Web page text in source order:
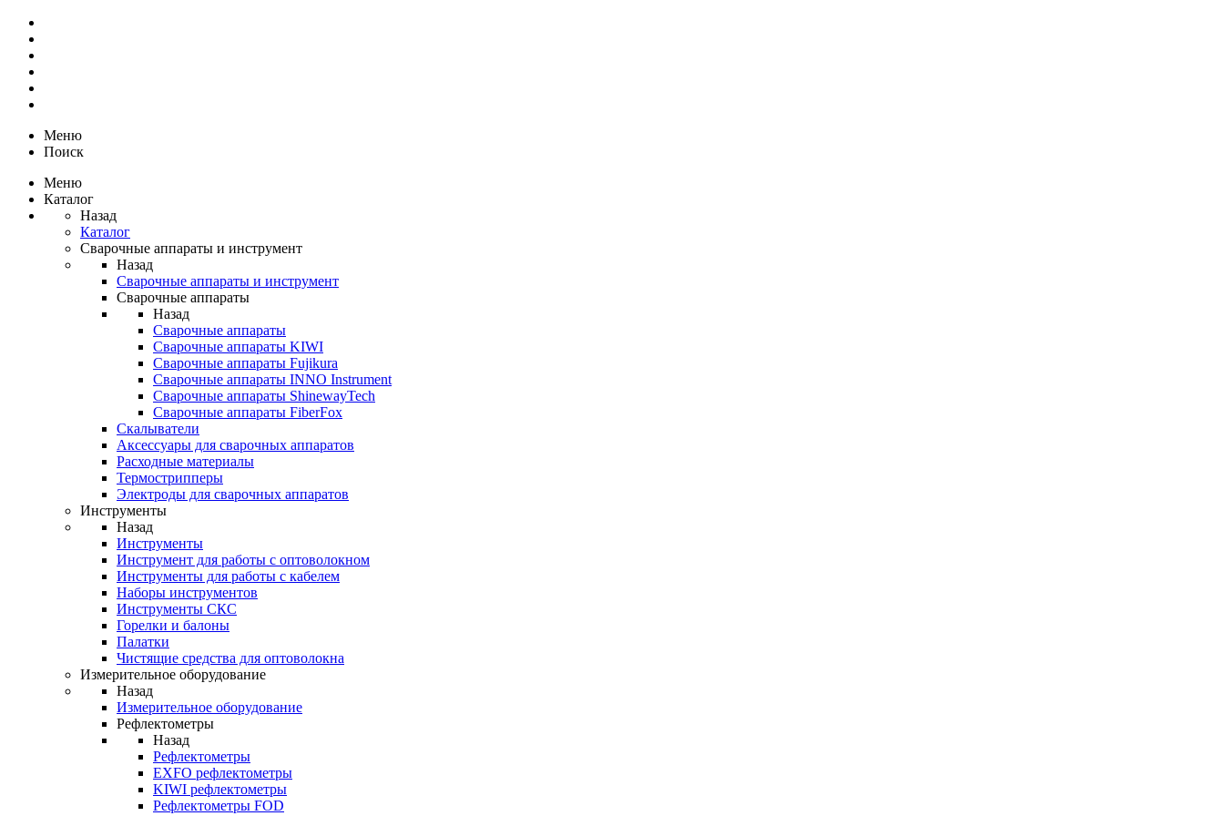
Меню
Поиск
Меню
Каталог
Назад
Каталог
Сварочные аппараты и инструмент
Назад
Сварочные аппараты и инструмент
Сварочные аппараты
Назад
Сварочные аппараты
Сварочные аппараты KIWI
Сварочные аппараты Fujikura
Сварочные аппараты INNO Instrument
Сварочные аппараты ShinewayTech
Cварочные аппараты FiberFox
Скалыватели
Аксессуары для сварочных аппаратов
Расходные материалы
Термострипперы
Электроды для сварочных аппаратов
Инструменты
Назад
Инструменты
Инструмент для работы с оптоволокном
Инструменты для работы с кабелем
Наборы инструментов
Инструменты СКС
Горелки и балоны
Палатки
Чистящие средства для оптоволокна
Измерительное оборудование
Назад
Измерительное оборудование
Рефлектометры
Назад
Рефлектометры
EXFO рефлектометры
KIWI рефлектометры
Рефлектометры FOD